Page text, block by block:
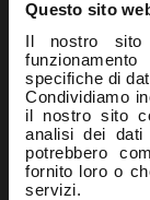
Questo sito
Il nostro sito
specifiche di
Condividiamo
il nostro sito
analisi dei
potrebbero
fornito loro o
servizi.
Riunito e
maniglie
condotti dei
Seggiolino:
Apparecchio